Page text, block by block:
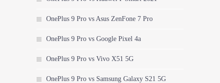
OnePlus 9 Pro vs Asus ZenFone 7 Pro
OnePlus 9 Pro vs Google Pixel 4a
OnePlus 9 Pro vs Vivo X51 5G
OnePlus 9 Pro vs Samsung Galaxy S21 5G